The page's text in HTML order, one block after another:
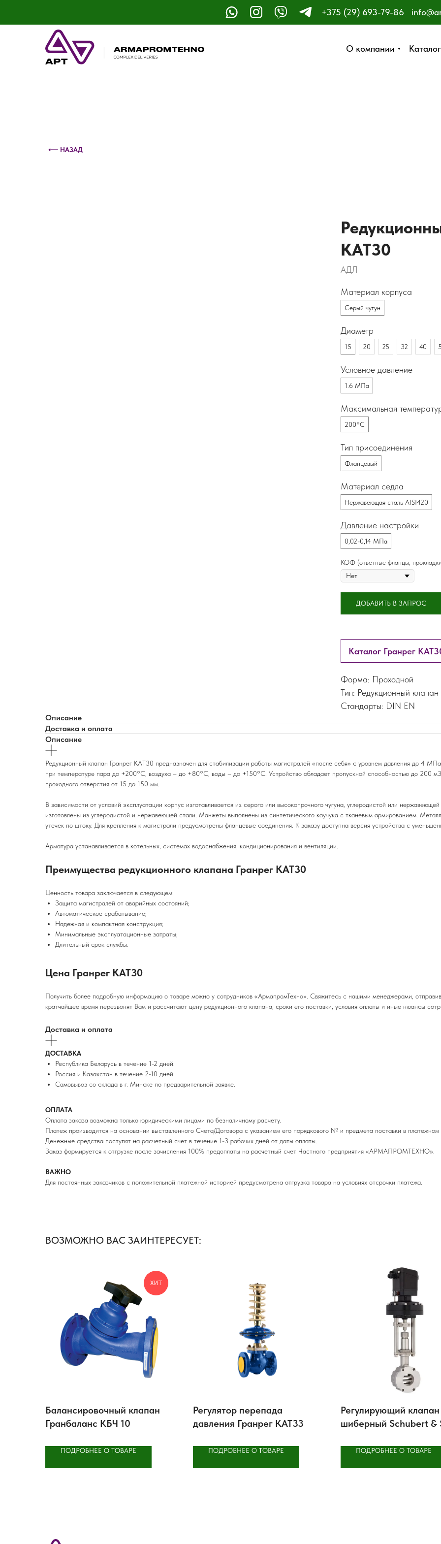
О компании Каталог
+375 (29) 693-79-86
О компании Каталог
ЗАКАЗАТЬ ЗВОНОК
⟵ НАЗАД
КАТ30
АДЛ
Материал корпуса
Серый чугун
Диаметр
15 20 25 32 40
Условное давление
1.6 МПа
Максимальная
200°C
Тип присоединения
Фланцевый
Материал седла
Нержавеющая сталь AISI420
Давление настройки
0,02-0,14 МПа
КОФ (ответные фланцы,
ДОБАВИТЬ В ЗАПРОС
Каталог Гранрег
Форма: Проходной
Тип: Редукционный клапан
Стандарты: DIN EN
Описание
Доставка и оплата
Описание
Редукционный клапан Гранрег КАТ30 предназначен для стабилизации работы магистралей «после себя» с уровнем давления до 4
при температуре пара до +200°C, воздуха – до +80°C, воды – до +150°C. Устройство обладает пропускной способностью до 200
проходного отверстия от 15 до 150 мм.
В зависимости от условий эксплуатации корпус изготавливается из серого или высокопрочного чугуна, углеродистой или
изготовлены из углеродистой и нержавеющей стали. Манжеты выполнены из синтетического каучука с тканевым армированием.
утечек по штоку. Для крепления к магистрали предусмотрены фланцевые соединения. К заказу доступна версия устройства с
Арматура устанавливается в котельных, системах водоснабжения, кондиционирования и вентиляции.
Преимущества редукционного клапана Гранрег КАТ30
Ценность товара заключается в следующем:
Защита магистралей от аварийных состояний;
Автоматическое срабатывание;
Надежная и компактная конструкция;
Минимальные эксплуатационные затраты;
Длительный срок службы.
Цена Гранрег КАТ30
Получить более подробную информацию о товаре можно у сотрудников «АрмапромТехно». Свяжитесь с нашими менеджерами,
кратчайшее время перезвонят Вам и рассчитают цену редукционного клапана, сроки его поставки, условия оплаты и иные нюансы
Доставка и оплата
ДОСТАВКА
Республика Беларусь в течение 1-2 дней.
Россия и Казахстан в течение 2-10 дней.
Самовывоз со склада в г. Минске по предварительной заявке.
ОПЛАТА
Оплата заказа возможна только юридическими лицами по безналичному расчету.
Платеж производится на основании выставленного Счета/Договора с указанием его порядкового № и предмета поставки в платежном
Денежные средства поступят на расчетный счет в течение 1-3 рабочих дней от даты оплаты.
Заказ формируется к отгрузке после зачисления 100% предоплаты на расчетный счет Частного предприятия «АРМАПРОМТЕХНО».
ВАЖНО
Для постоянных заказчиков с положительной платежной историей предусмотрена отгрузка товара на условиях отсрочки платежа.
ВОЗМОЖНО ВАС ЗАИНТЕРЕСУЕТ:
ХИТ
Балансировочный клапан
Гранбаланс КБЧ 10
ПОДРОБНЕЕ О ТОВАРЕ
Регулятор перепада
давления Гранрег КАТ33
ПОДРОБНЕЕ О ТОВАРЕ
Регулирующий клапан
шиберный Schubert &
ПОДРОБНЕЕ О ТОВАРЕ